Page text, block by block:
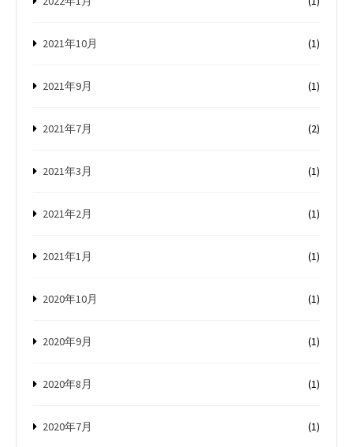
2021年10月 (1)
2021年9月 (1)
2021年7月 (2)
2021年3月 (1)
2021年2月 (1)
2021年1月 (1)
2020年10月 (1)
2020年9月 (1)
2020年8月 (1)
2020年7月 (1)